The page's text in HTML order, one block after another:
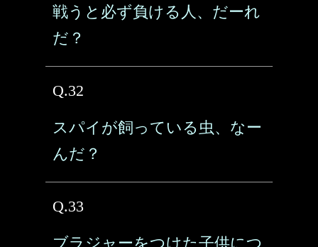
戦うと必ず負ける人、だーれ
だ？
Q.32
スパイが飼っている虫、なー
んだ？
Q.33
ブラジャーをつけた子供につ